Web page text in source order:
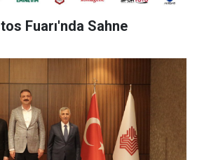
Fuarı'nda Sahne